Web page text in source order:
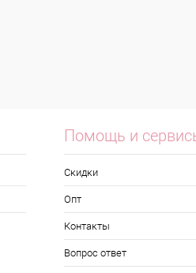
Помощь и
Скидки
Опт
Контакты
Вопрос ответ